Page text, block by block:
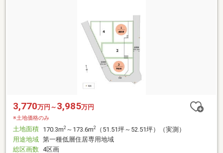
3,770万円～ 3,985万円
※土地価格のみ
土地面積 170.3m2 ～173.6m2
（51.51坪～52.51坪）（実測）
用途地域 第一種低層住居専用地域
総区画数 4区画